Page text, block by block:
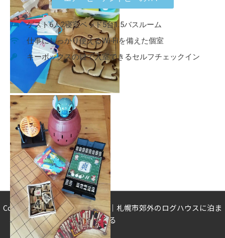
ゲスト6人2寝室ベッド5台1.5バスルーム
仕事にしっかり使えるWi-Fiを備えた個室
キーボックスの鍵で入室できるセルフチェックイン
Copyright © 2026 CONIFA-LOG｜札幌市郊外のログハウスに泊ま
る